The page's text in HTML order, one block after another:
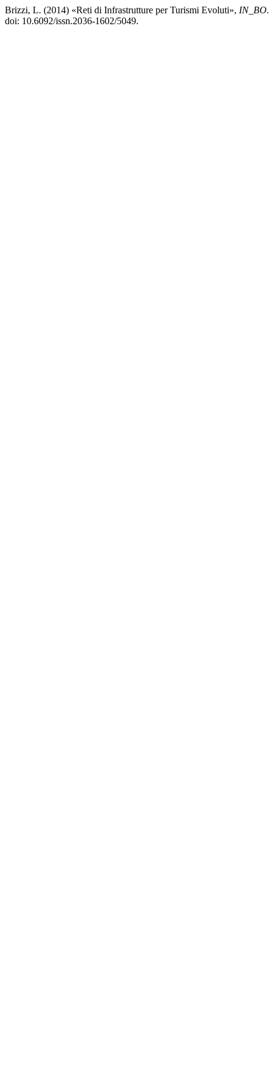
Brizzi, L. (2014) «Reti di Infrastrutture per Turismi Evoluti», IN_BO.
doi: 10.6092/issn.2036-1602/5049.